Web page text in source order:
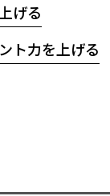
げる
ト力を上げる